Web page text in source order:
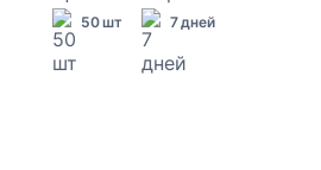
50 шт 7 дней